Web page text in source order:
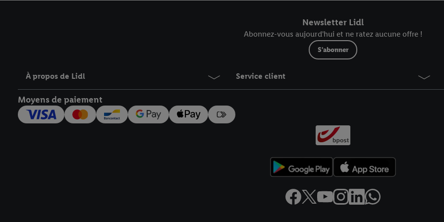
Newsletter Lidl
Abonnez-vous aujourd'hui et ne ratez aucune offre !
S'abonner
À propos de Lidl Service client
Moyens de paiement